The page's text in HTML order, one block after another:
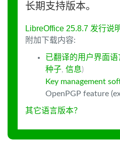
长期支持版本。
LibreOffice 25.8.7 发行说
附加下载内容:
已翻译的用户界面语
种子, 信息)
Key management
OpenPGP feature
其它语言版本？